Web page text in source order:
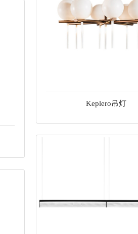
Keplero吊灯